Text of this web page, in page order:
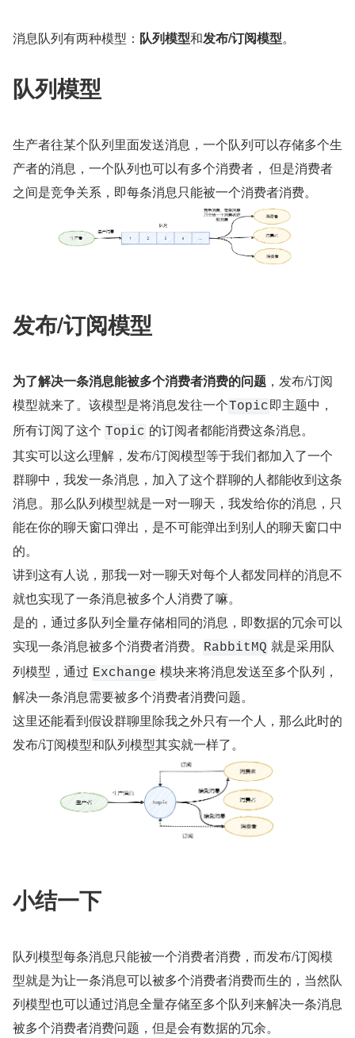
消息队列有两种模型： 队列模型和发布/订阅模型。
队列模型
生产者往某个队列里面发送消息，一个队列可以存储多个生
产者的消息，一个队列也可以有多个消费者， 但是消费者
之间是竞争关系，即每条消息只能被一个消费者消费。
发布/订阅模型
为了解决一条消息能被多个消费者消费的问题 ，发布/订阅
模型就来了。该模型是将消息发往一个Topic即主题中，
所有订阅了这个 Topic 的订阅者都能消费这条消息。
其实可以这么理解，发布/订阅模型等于我们都加入了一个
群聊中，我发一条消息，加入了这个群聊的人都能收到这条
消息。那么队列模型就是一对一聊天，我发给你的消息，只
能在你的聊天窗口弹出，是不可能弹出到别人的聊天窗口中
的。
讲到这有人说，那我一对一聊天对每个人都发同样的消息不
就也实现了一条消息被多个人消费了嘛。
是的，通过多队列全量存储相同的消息，即数据的冗余可以
实现一条消息被多个消费者消费。
RabbitMQ 就是采用队
列模型，通过 Exchange 模块来将消息发送至多个队列，
解决一条消息需要被多个消费者消费问题。
这里还能看到假设群聊里除我之外只有一个人，那么此时的
发布/订阅模型和队列模型其实就一样了。
小结一下
队列模型每条消息只能被一个消费者消费，而发布/订阅模
型就是为让一条消息可以被多个消费者消费而生的，当然队
列模型也可以通过消息全量存储至多个队列来解决一条消息
被多个消费者消费问题，但是会有数据的冗余。